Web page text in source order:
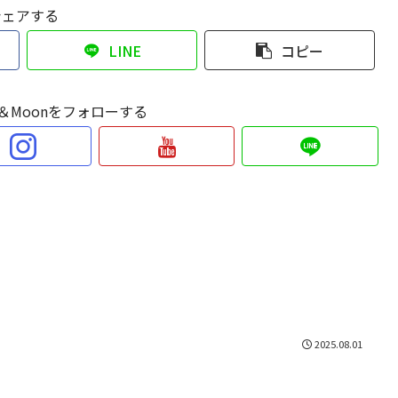
アする
LINE コピー
Moonをフォローする
2025.08.01